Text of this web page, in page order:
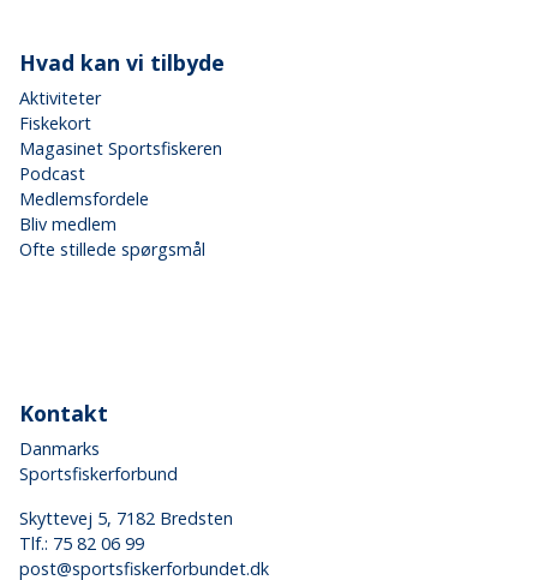
Hvad kan vi tilbyde
Aktiviteter
Fiskekort
Magasinet Sportsfiskeren
Podcast
Medlemsfordele
Bliv medlem
Ofte stillede spørgsmål
Kontakt
Danmarks
Sportsfiskerforbund
Skyttevej 5, 7182 Bredsten
Tlf.: 75 82 06 99
post@sportsfiskerforbundet.dk